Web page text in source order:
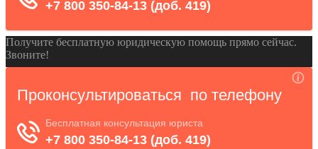
Получите бесплатную юридическую помощь прямо сейчас.
Звоните!